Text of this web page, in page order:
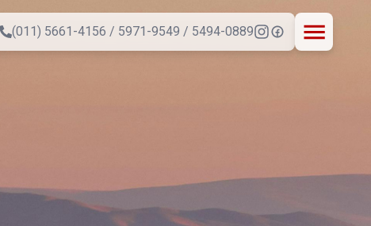
(011) 5661-4156 / 5971-9549 / 5494-0889